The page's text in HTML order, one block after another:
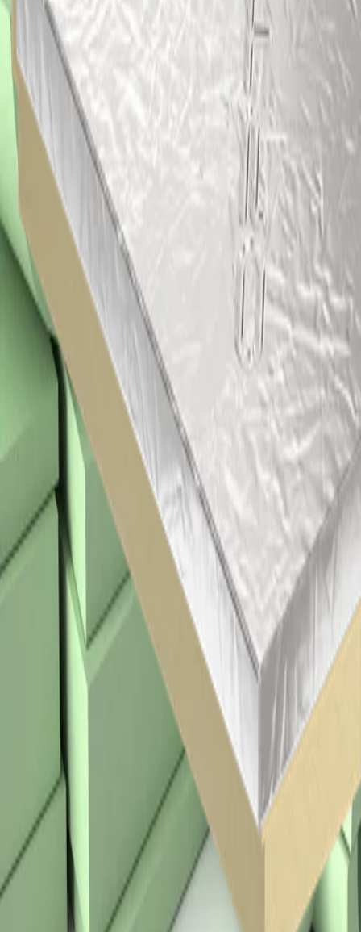
Wij bieden een breed scala aan producten die kunnen worden
gebruikt om alle soorten daktoepassingen te creëren en te
verbeteren, met inbegrip van platte daken, hellende daken, gebogen
daken en nog veel meer.
Bekijk ons brede assortiment van geïsoleerde dakpanelen,
dakisolatie, daklichten en nog veel meer.
Meer
Kooltherm K7 Hellend Dakplaat
Thermische resol isolatie voor hellende daken
Tarecpir HD
Hoogwaardige industriële isolatie voor toepassingen met een hoge
densiteit
Tarecpir HT
Hoogwaardige industriële isolatie voor toepassingen met hoge
temperaturen
Tarecpir M1-CR
Hoogwaardige industriële isolatie voor cryogene toepassingen
Therma TR26 Platdakplaat
Hoog rendement isolatie voor platte en licht hellende daken
Therma TT46 Afschot Dakplaat
Hoog rendement isolatie voor het creëren van afschot
iSoEasy Pro XL Hellend Dakplaat
Hoog rendement isolatie voor hellende daken (binnenzijde)
Therma TP10 Renova Hellend Dakplaat
Hoog rendement isolatie voor hellende daken (buitenzijde)
OPTIM-R Daksysteem
Thermische vacuüm isolatie voor balkons, terrassen en daken
Naar boven
Home
Kennisbank
Projecten
Over ons
Nieuws